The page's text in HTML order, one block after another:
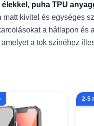
puha TPU
matt kivitel és egységes
a hátlapon
a tok színéhez
2-5